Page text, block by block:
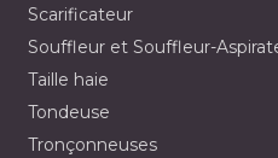
Scarificateur
Souffleur et Souffleur-
Taille haie
Tondeuse
Tronçonneuses